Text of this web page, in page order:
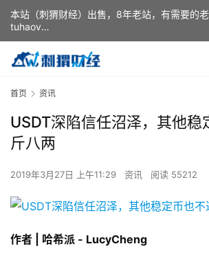
首页 资讯
USDT深陷信任沼泽，其他稳
斤八两
2019年3月27日 上午11:29 资讯 阅读 55212
作者 | 哈希派 - LucyCheng
本站（刺猬财经）出售，8年老站，有需要的老
tuhaov
This website (ciweicaijing) is for sale. It is a
website. If you need it, please contact TG: